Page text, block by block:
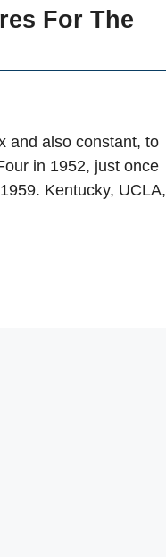
For The
and also constant, to
in 1952, just once
Kentucky, UCLA,